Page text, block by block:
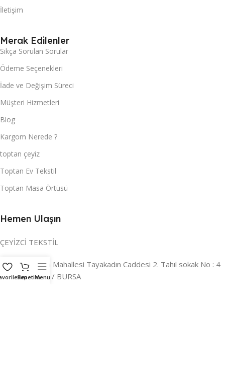
İletişim
Merak Edilenler
Sıkça Sorulan Sorular
Ödeme Seçenekleri
İade ve Değişim Süreci
Müşteri Hizmetleri
Blog
Kargom Nerede ?
toptan çeyiz
Toptan Ev Tekstil
Toptan Masa Örtüsü
Hemen Ulaşın
ÇEYİZCİ TEKSTİL
Adres:Reyhan Mahallesi Tayakadın Caddesi 2. Tahıl sokak No : 4
/ a Osmangazi / BURSA
SepetimMenu